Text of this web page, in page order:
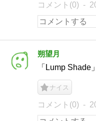
コメント(0)
朔望月
「Lump Shade
ナイス
コメント(0)